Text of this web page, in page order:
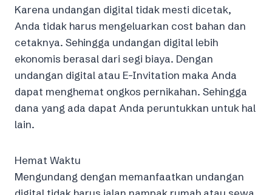
Karena undangan digital tidak mesti dicetak,
Anda tidak harus mengeluarkan cost bahan dan
cetaknya. Sehingga undangan digital lebih
ekonomis berasal dari segi biaya. Dengan
undangan digital atau E-Invitation maka Anda
dapat menghemat ongkos pernikahan. Sehingga
dana yang ada dapat Anda peruntukkan untuk hal
lain.
Hemat Waktu
Mengundang dengan memanfaatkan undangan